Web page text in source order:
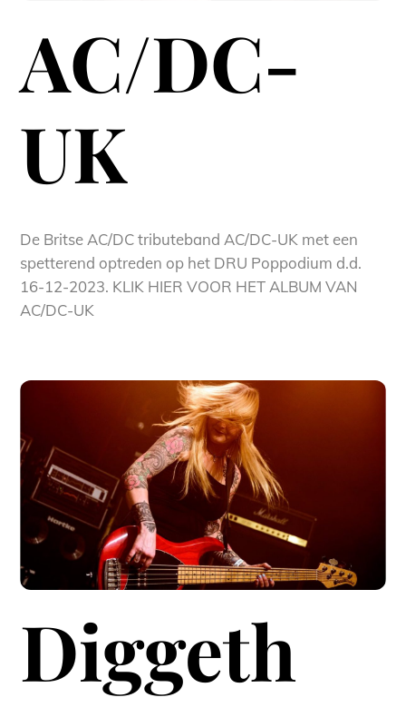
AC/DC-
UK
De Britse AC/DC tributeband AC/DC-UK met een
spetterend optreden op het DRU Poppodium d.d.
16-12-2023. KLIK HIER VOOR HET ALBUM VAN
AC/DC-UK
Diggeth